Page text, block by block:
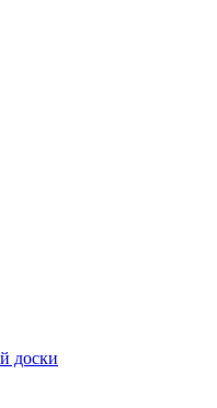
доски